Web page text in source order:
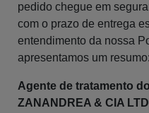
pedido chegue em
com o prazo de entrega
entendimento da nossa
apresentamos um resumo:
Agente de tratamento
ZANANDREA & CIA